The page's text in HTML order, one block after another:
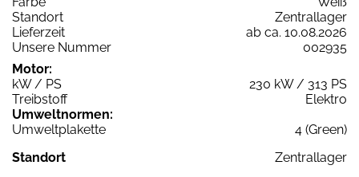
Standort
Zentrallager
Lieferzeit
ab ca. 10.08.2026
Unsere Nummer
002935
Motor:
kW / PS
230 kW / 313 PS
Treibstoff
Elektro
Umweltnormen:
Umweltplakette
4 (Green)
Standort
Zentrallager